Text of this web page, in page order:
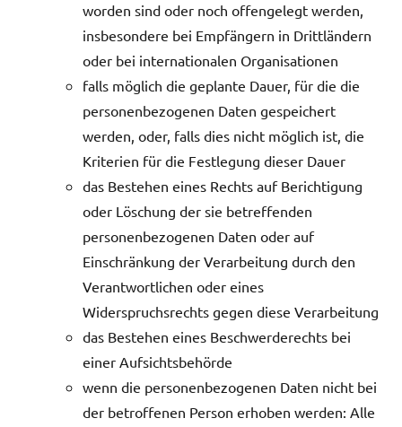
worden sind oder noch offengelegt werden,
insbesondere bei Empfängern in Drittländern
oder bei internationalen Organisationen
falls möglich die geplante Dauer, für die die
personenbezogenen Daten gespeichert
werden, oder, falls dies nicht möglich ist, die
Kriterien für die Festlegung dieser Dauer
das Bestehen eines Rechts auf Berichtigung
oder Löschung der sie betreffenden
personenbezogenen Daten oder auf
Einschränkung der Verarbeitung durch den
Verantwortlichen oder eines
Widerspruchsrechts gegen diese Verarbeitung
das Bestehen eines Beschwerderechts bei
einer Aufsichtsbehörde
wenn die personenbezogenen Daten nicht bei
der betroffenen Person erhoben werden: Alle